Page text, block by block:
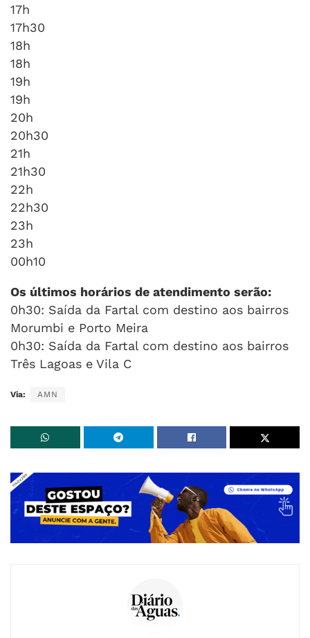
17h
17h30
18h
18h
19h
19h
20h
20h30
21h
21h30
22h
22h30
23h
23h
00h10
Os últimos horários de atendimento serão:
0h30: Saída da Fartal com destino aos bairros
Morumbi e Porto Meira
0h30: Saída da Fartal com destino aos bairros
Três Lagoas e Vila C
Via: AMN